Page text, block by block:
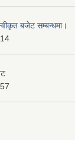
बजेट सम्बन्धमा।